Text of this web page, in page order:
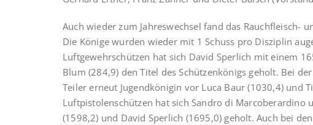
Auch wieder zum Jahreswechsel fand das Rauchfleisch-
Die Könige wurden wieder mit 1 Schuss pro Disziplin
Luftgewehrschützen hat sich David Sperlich mit einem
Blum (284,9) den Titel des Schützenkönigs geholt. Bei
Teiler erneut Jugendkönigin vor Luca Baur (1030,4) und
Luftpistolenschützen hat sich Sandro di Marcoberardino
(1598,2) und David Sperlich (1695,0) geholt. Auch bei